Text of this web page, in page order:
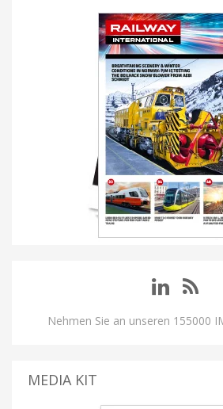
Nehmen Sie an unseren 155000
MEDIA KIT